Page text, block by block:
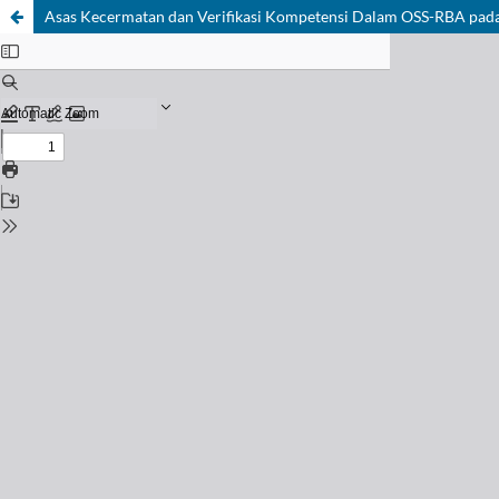
Asas Kecermatan dan Verifikasi Kompetensi Dalam OSS-RBA